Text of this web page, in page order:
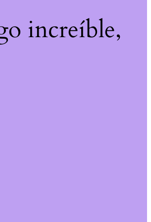
increíble,